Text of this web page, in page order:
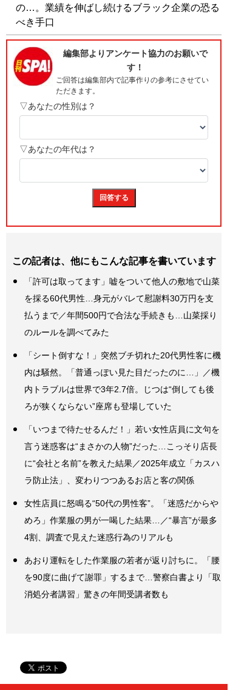
の…。業績を伸ばし続けるブラック企業の恐る
べき手口
この記者は、他にもこんな記事を書いています
「許可は取ってます」嘘をついて他人の敷地で山菜
を採る60代男性…身元がバレて慰謝料30万円を支
払うまで／年間500円で合法な手続きも…山菜採り
のルールを調べてみた
「シート倒すな！」突然ブチ切れた20代男性客に機
内は騒然。「普通っぽい見た目だったのに…」／機
内トラブルは世界で3年2.7倍。じつは“倒しても後
ろが狭くならない”座席も登場していた
「いつまで待たせるんだ！」若い女性店員に文句を
言う迷惑客は“まさかの人物”だった…こっそり店長
に“会社と名前”を教えた結果／2025年成立「カスハ
ラ防止法」、変わりつつあるお店と客の関係
女性店員に怒鳴る“50代の男性客”。「迷惑だからや
めろ」作業服の男が一喝した結果…／“暴言”が最多
4割、調査で見えた迷惑行為のリアルも
あおり運転をした作業服の若者が返り討ちに。「腰
を90度に曲げて謝罪」するまで…警察白書より「取
消処分者講習」驚きの年間受講者数も